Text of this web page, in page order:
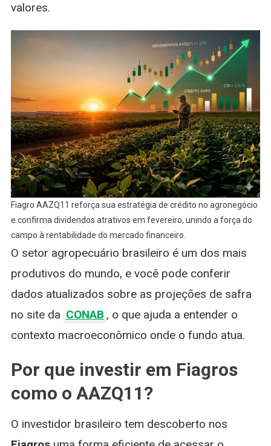
valores.
Fiagro AAZQ11 reforça sua estratégia de crédito no agronegócio
e confirma dividendos atrativos em fevereiro, unindo a força do
campo à rentabilidade do mercado financeiro.
O setor agropecuário brasileiro é um dos mais
produtivos do mundo, e você pode conferir
dados atualizados sobre as projeções de safra
no site da CONAB , o que ajuda a entender o
contexto macroeconômico onde o fundo atua.
Por que investir em Fiagros
como o AAZQ11?
O investidor brasileiro tem descoberto nos